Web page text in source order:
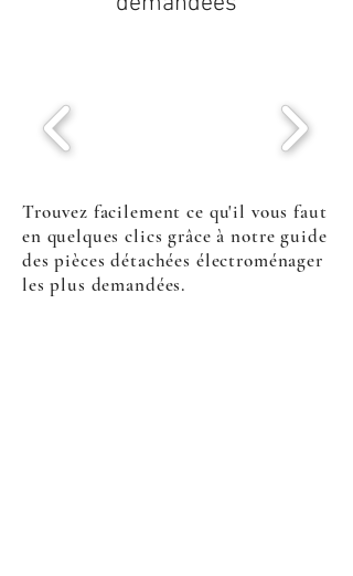
Trouvez facilement ce qu'il vous faut
en quelques clics grâce à notre guide
des pièces détachées électroménager
les plus demandées.